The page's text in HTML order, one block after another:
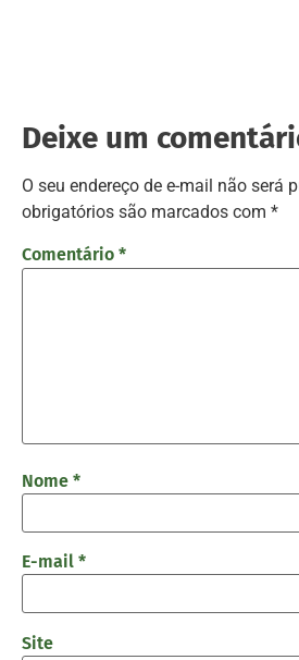
Deixe um
O seu endereço de e-mail não será
obrigatórios são marcados com *
Comentário *
Nome *
E-mail *
Site